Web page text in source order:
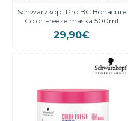
Schwarzkopf Pro BC Bonacure
Color Freeze maska 500ml
29,90€